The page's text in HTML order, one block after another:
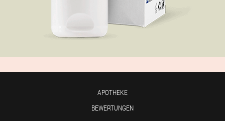
APOTHEKE
BEWERTUNGEN